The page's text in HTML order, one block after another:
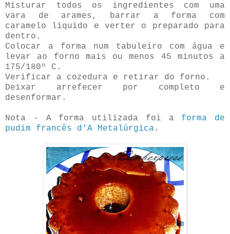
Misturar todos os ingredientes com uma
vara de arames, barrar a forma com
caramelo liquido e verter o preparado para
dentro.
Colocar a forma num tabuleiro com água e
levar ao forno mais ou menos 45 minutos a
175/180º C.
Verificar a cozedura e retirar do forno.
Deixar arrefecer por completo e
desenformar.
Nota - A forma utilizada foi a forma de
pudim francês d'A Metalúrgica .